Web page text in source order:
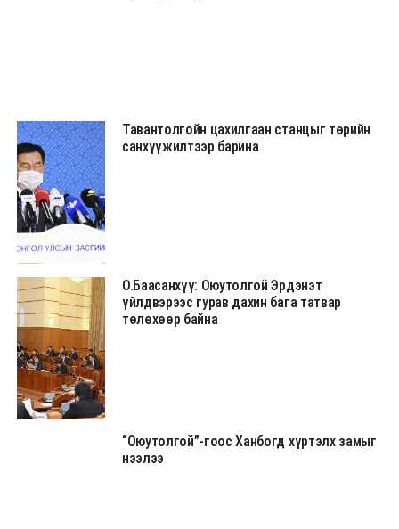
Тавантолгойн цахилгаан станцыг төрийн
санхүүжилтээр барина
О.Баасанхүү: Оюутолгой Эрдэнэт
үйлдвэрээс гурав дахин бага татвар
төлөхөөр байна
“Оюутолгой”-гоос Ханбогд хүртэлх замыг
нээлээ